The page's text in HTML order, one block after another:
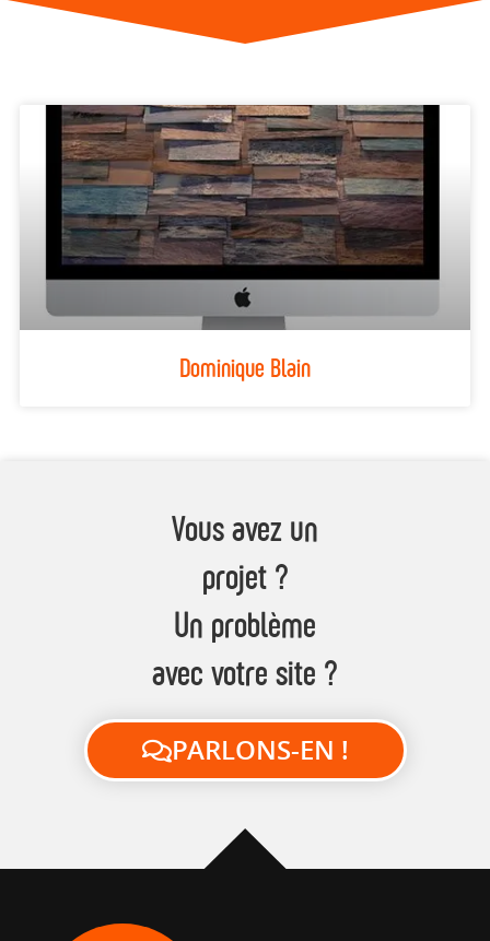
Dominique Blain
Vous avez un
projet ?
Un problème
avec votre site ?
PARLONS-EN !